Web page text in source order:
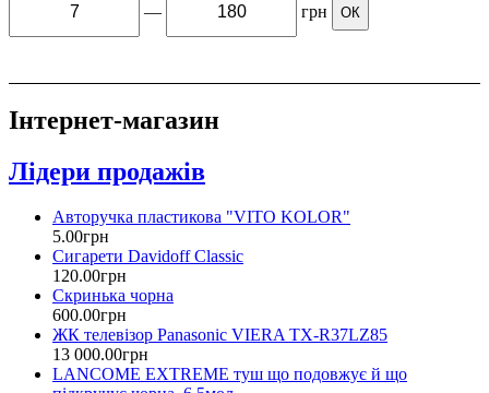
— грн ОК
Інтернет-магазин
Лідери продажів
Авторучка пластикова "VITO KOLOR"
5.00грн
Сигарети Davidoff Classic
120.00грн
Скринька чорна
600.00грн
ЖК телевізор Panasonic VIERA TX-R37LZ85
13 000.00грн
LANCOME EXTREME туш що подовжує й що